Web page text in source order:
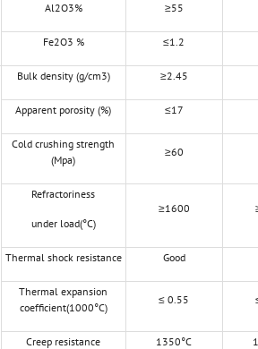
Al2O3% ≥55
Fe2O3 % ≤1.2
Bulk density (g/cm3) ≥2.45
Apparent porosity (%) ≤17
Cold crushing strength
(Mpa)
≥60
Refractoriness
under load(°C)
≥1600
Thermal shock resistance Good
Thermal expansion
coefficient(1000°C)
≤ 0.55
Creep resistance 1350°C